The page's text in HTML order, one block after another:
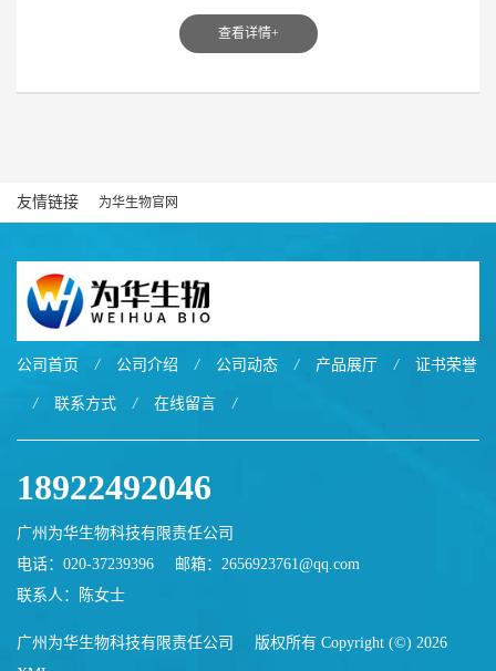
查看详情+
友情链接 为华生物官网
公司首页 / 公司介绍 / 公司动态 / 产品展厅 / 证书荣誉
/ 联系方式 / 在线留言 /
18922492046
广州为华生物科技有限责任公司
电话：020-37239396
邮箱： 2656923761@qq.com
联系人：陈女士
广州为华生物科技有限责任公司
版权所有 Copyright (©) 2026